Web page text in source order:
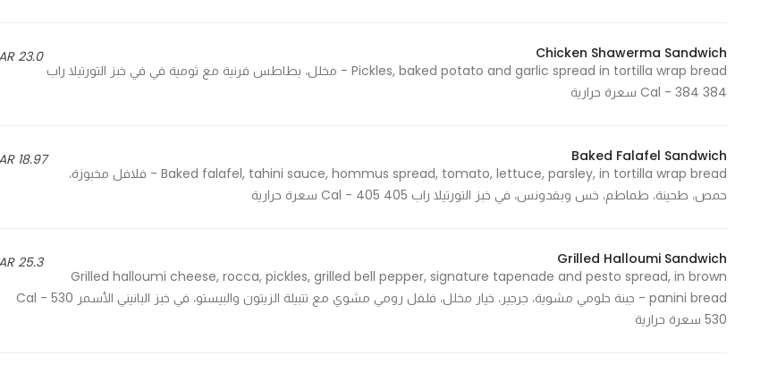
23.0 SAR
Chicken Shawerma Sandwich
Pickles, baked potato and garlic spread in tortilla wrap bread - مخلل، بطاطس فرنية مع ثومية في في خبز التورتيلا راب
384 Cal - 384 سعرة حرارية
18.97 SAR
Baked Falafel Sandwich
Baked falafel, tahini sauce, hommus spread, tomato, lettuce, parsley, in tortilla wrap bread - فلافل مخبوزة،
حمص، طحينة، طماطم، خس وبقدونس، في خبز التورتيلا راب 405 Cal - 405 سعرة حرارية
25.3 SAR
Grilled Halloumi Sandwich
Grilled halloumi cheese, rocca, pickles, grilled bell pepper, signature tapenade and pesto spread, in brown
panini bread - جبنة حلومي مشوية، جرجير، خيار مخلل، فلفل رومي مشوي مع تتبيلة الزيتون والبيستو، في خبز البانيني الأسمر 530 Cal -
530 سعرة حرارية